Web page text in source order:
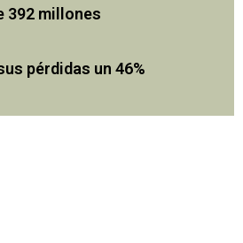
392 millones
pérdidas un 46%